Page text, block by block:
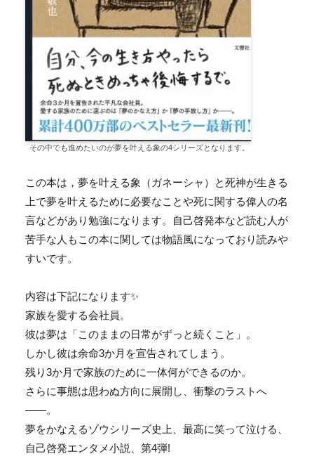
その中でも進めたいのが夢を叶える象の4シリーズとなります。
この本は，夢を叶える象（ガネーシャ）と死神が生きる
上で夢を叶えるために必要なことや死に関する偉人の名
言などがあり勉強になります。自己啓発本など読む人が
苦手な人もこの本に関しては物語風になっており読みや
すいです。
内容は下記になります✨
家族を愛する会社員。
彼は夢は「このままの日常がずっと続くこと」。
しかし彼は余命3か月を宣告されてしまう。
残り3か月で家族のために一体何ができるのか。
さらに事態は思わぬ方向に展開し、衝撃のラストへ
――。
夢をかなえるゾウシリーズ史上、最高に笑って泣ける、
自己啓発エンタメ小説、第4弾!